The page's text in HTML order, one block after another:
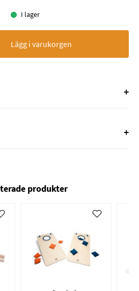
I lager
Lägg i varukorgen
+
+
produkter